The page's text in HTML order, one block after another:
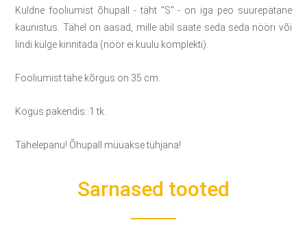
Kuldne fooliumist õhupall - täht "S" - on iga peo suurepätane
kaunistus. Tähel on aasad, mille abil saate seda seda nööri või
lindi külge kinnitada (nöör ei kuulu komplekti).
Fooliumist tähe kõrgus on 35 cm.
Kogus pakendis: 1 tk.
Tähelepanu! Õhupall müüakse tühjana!
Sarnased tooted